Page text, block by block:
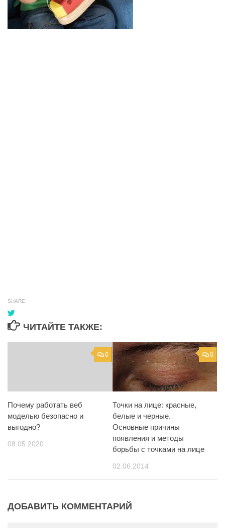
SHARE
ЧИТАЙТЕ ТАКЖЕ:
0
Почему работать веб
моделью безопасно и
выгодно?
08.05.2020
0
Точки на лице: красные,
белые и черные.
Основные причины
появления и методы
борьбы с точками на лице
02.06.2014
ДОБАВИТЬ КОММЕНТАРИЙ